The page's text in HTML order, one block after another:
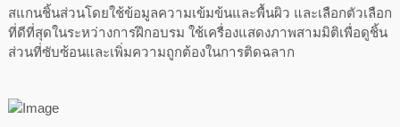
สแกนชิ้นส่วนโดยใช้ข้อมูลความเข้มข้นและพื้นผิว และเลือกตัวเลือก
ที่ดีที่สุดในระหว่างการฝึกอบรม ใช้เครื่องแสดงภาพสามมิติเพื่อดูชิ้น
ส่วนที่ซับซ้อนและเพิ่มความถูกต้องในการติดฉลาก